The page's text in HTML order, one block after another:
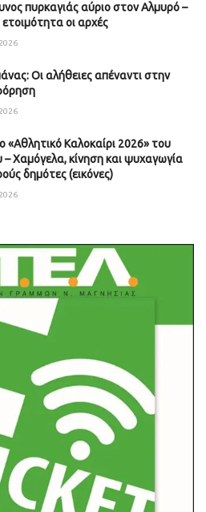
πυρκαγιάς αύριο στον Αλμυρό –
οι αρχές
Οι αλήθειες απέναντι στην
«Αθλητικό Καλοκαίρι 2026» του
Χαμόγελα, κίνηση και ψυχαγωγία
δημότες (εικόνες)